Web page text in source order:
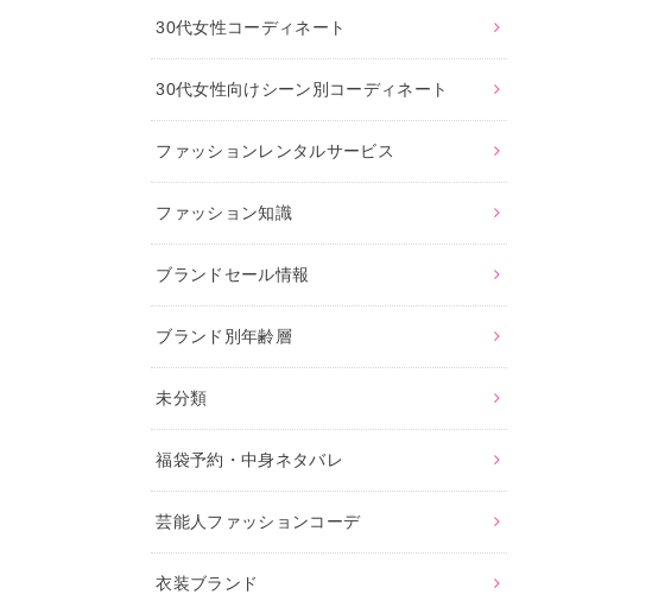
30代女性コーディネート
30代女性向けシーン別コーディネート
ファッションレンタルサービス
ファッション知識
ブランドセール情報
ブランド別年齢層
未分類
福袋予約・中身ネタバレ
芸能人ファッションコーデ
衣装ブランド